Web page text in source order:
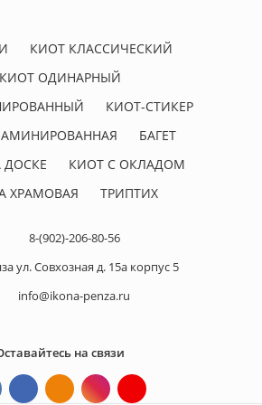
КИОТ КЛАССИЧЕСКИЙ
КИОТ ОДИНАРНЫЙ
КИОТ-СТИКЕР
БАГЕТ
ДОСКЕ
КИОТ С ОКЛАДОМ
ХРАМОВАЯ
ТРИПТИХ
8-(902)-206-80-56
ул. Совхозная д. 15а корпус 5
info@ikona-penza.ru
на связи